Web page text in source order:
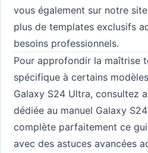
vous également sur notre
plus de templates exclusifs
besoins professionnels.
Pour approfondir la maîtrise
spécifique à certains
Galaxy S24 Ultra, consultez
dédiée au manuel Galaxy
complète parfaitement ce
avec des astuces avancées